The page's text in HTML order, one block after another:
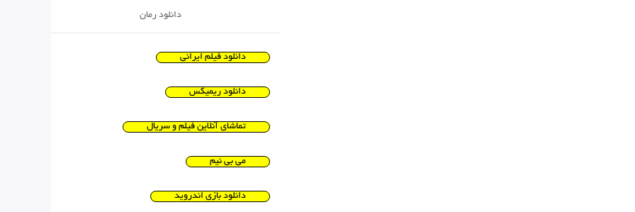
دانلود رمان
دانلود فیلم ایرانی
دانلود ریمیکس
تماشای آنلاین فیلم و سریال
می بی نیم
دانلود بازی اندروید